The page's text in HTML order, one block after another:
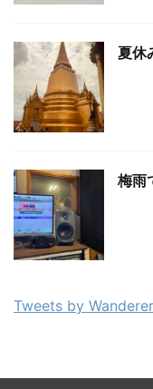
夏休
梅雨
Tweets by